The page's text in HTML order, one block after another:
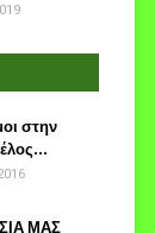
στην
ΜΑΣ